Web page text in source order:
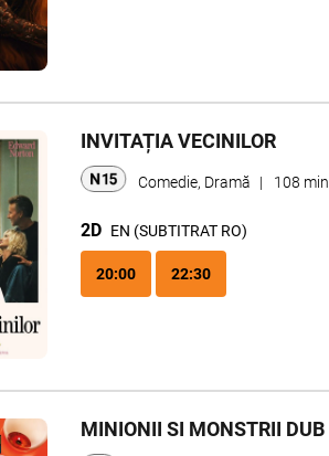
INVITAȚIA VECINILOR
Comedie, Dramă | 108 min
2D EN (SUBTITRAT RO)
20:00 22:30
MINIONII SI MONSTRII DUB